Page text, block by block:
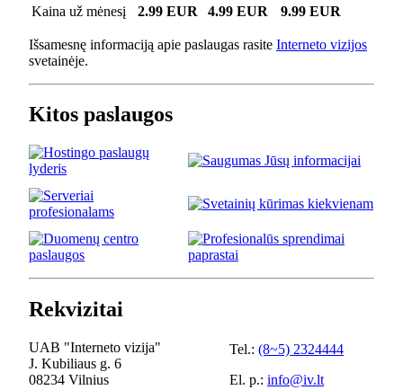
Kaina už mėnesį
2.99 EUR 4.99 EUR 9.99 EUR
Išsamesnę informaciją apie paslaugas rasite Interneto vizijos
svetainėje.
Kitos paslaugos
Rekvizitai
UAB "Interneto vizija"
J. Kubiliaus g. 6
08234 Vilnius
Tel.: (8~5) 2324444
El. p.: info@iv.lt